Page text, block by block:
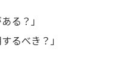
る？」
るべき？」